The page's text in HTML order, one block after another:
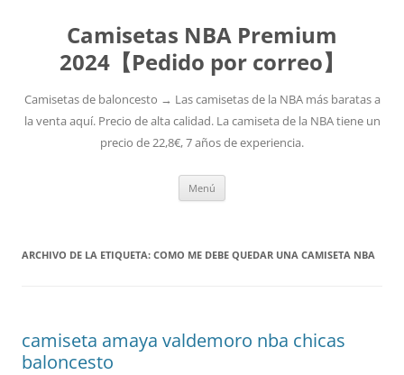
Camisetas NBA Premium
2024【Pedido por correo】
Camisetas de baloncesto → Las camisetas de la NBA más baratas a
la venta aquí. Precio de alta calidad. La camiseta de la NBA tiene un
precio de 22,8€, 7 años de experiencia.
Menú
ARCHIVO DE LA ETIQUETA: COMO ME DEBE QUEDAR UNA CAMISETA NBA
camiseta amaya valdemoro nba chicas
baloncesto